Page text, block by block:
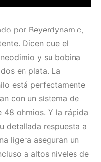
por Beyerdynamic,
Dicen que el
y su bobina
en plata. La
está perfectamente
con un sistema de
48 ohmios. Y la rápida
detallada respuesta a
ligera aseguran un
a altos niveles de